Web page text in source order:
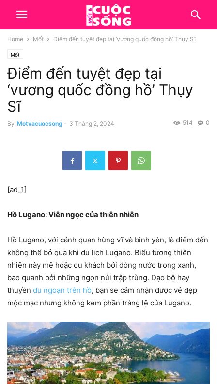
Home Mốt Điểm đến tuyệt đẹp tại ‘vương quốc đồng hồ’ Thụy Sĩ
Mốt
Điểm đến tuyệt đẹp tại
‘vương quốc đồng hồ’ Thụy
Sĩ
By Motvacuocsong - 3 Tháng 2, 2024 0
514
[ad_1]
Hồ Lugano: Viên ngọc của thiên nhiên
Hồ Lugano, với cảnh quan hùng vĩ và bình yên, là điểm đến
không thể bỏ qua khi du lịch Lugano. Biểu tượng thiên
nhiên này mê hoặc du khách bởi dòng nước trong xanh,
bao quanh bởi những ngọn núi trập trùng. Dạo bộ hay
thuyền du ngoạn trên hồ, bạn sẽ cảm nhận được vẻ đẹp
mộc mạc nhưng không kém phần tráng lệ của Lugano.